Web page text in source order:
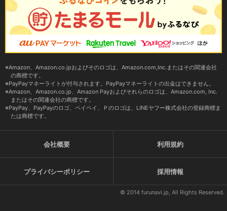
Amazon、Amazon.co.jpおよびそのロゴは、Amazon.com,Inc.またはその関連会社
の商標です。
PayPayマネーライトが付与されます。PayPayマネーライトの出金はできません。
Amazon、Amazon.co.jp、Amazon Payおよびそれらのロゴは、Amazon.com, Inc.
またはその関連会社の商標です。
PayPay、PayPayのロゴ、ペイペイ、Ｐのロゴは、LINEヤフー株式会社の登録商標ま
たは商標です。
会社概要 利用規約
プライバシーポリシー 採用情報
© 2014 furunavi.jp, All Rights Reserved.